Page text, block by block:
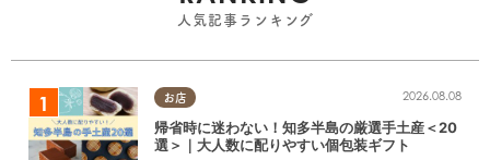
人気記事ランキング
お店 2026.08.08
帰省時に迷わない！知多半島の厳選手土産＜20
選＞｜大人数に配りやすい個包装ギフト